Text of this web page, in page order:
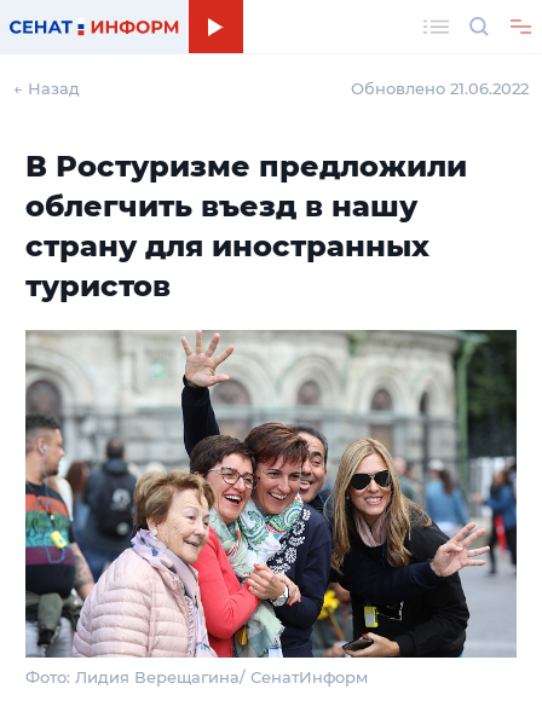
← Назад Обновлено 21.06.2022
В Ростуризме предложили
облегчить въезд в нашу
страну для иностранных
туристов
Фото: Лидия Верещагина/ СенатИнформ